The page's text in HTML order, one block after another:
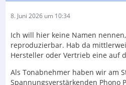
8. Juni 2026 um 10:34
Ich will hier keine Namen
reproduzierbar. Hab da
Hersteller oder Vertrieb eine auf
Als Tonabnehmer haben wir am
Spannungsverstärkenden Phono